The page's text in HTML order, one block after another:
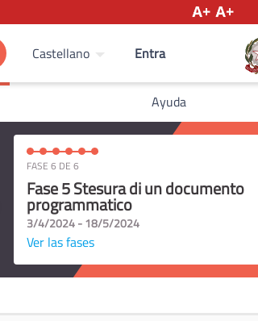
Castellano Entra
Ayuda
FASE 6 DE 6
Fase 5 Stesura di un documento
programmatico
3/4/2024 - 18/5/2024
Ver las fases